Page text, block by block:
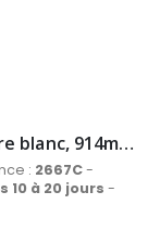
Rouleau de papier recyclé Jet d'Encre blanc, 914mm x 50m, 80 g/m²
: 2667C-
10 à 20 jours -